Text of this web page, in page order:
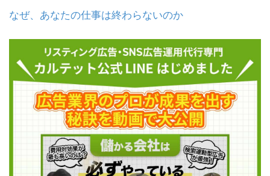
なぜ、あなたの仕事は終わらないのか